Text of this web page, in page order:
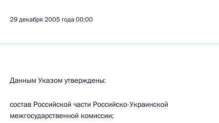
29 декабря 2005 года00:00
Данным Указом утверждены:
состав Российской части Российско-Украинской
межгосударственной комиссии;